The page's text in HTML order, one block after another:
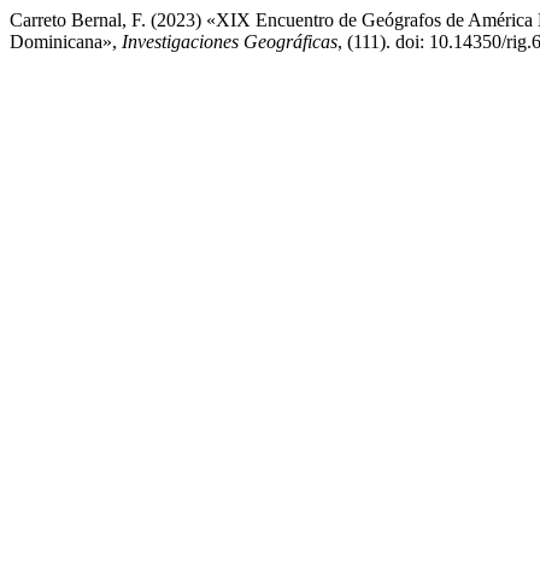
Carreto Bernal, F. (2023) «XIX Encuentro de Geógrafos de
Dominicana», Investigaciones Geográficas, (111). doi: 10.14350/